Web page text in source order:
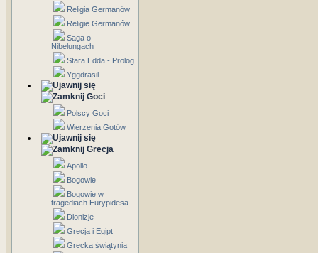
Religia Germanów
Religie Germanów
Saga o
Nibelungach
Stara Edda - Prolog
Yggdrasil
Goci
Polscy Goci
Wierzenia Gotów
Grecja
Apollo
Bogowie
Bogowie w
tragediach Eurypidesa
Dionizje
Grecja i Egipt
Grecka świątynia